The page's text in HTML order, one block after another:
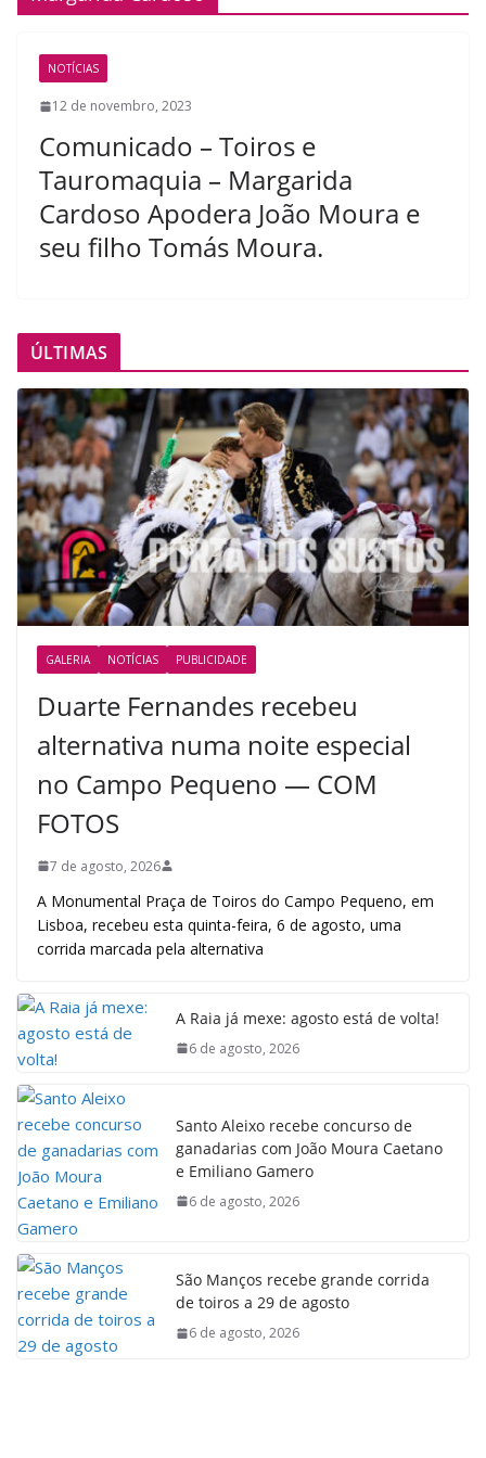
NOTÍCIAS
12 de novembro, 2023
Comunicado – Toiros e
Tauromaquia – Margarida
Cardoso Apodera João Moura e
seu filho Tomás Moura.
ÚLTIMAS
GALERIA NOTÍCIAS PUBLICIDADE
Duarte Fernandes recebeu
alternativa numa noite especial
no Campo Pequeno — COM
FOTOS
7 de agosto, 2026
A Monumental Praça de Toiros do Campo Pequeno, em
Lisboa, recebeu esta quinta-feira, 6 de agosto, uma
corrida marcada pela alternativa
A Raia já mexe: agosto está de volta!
6 de agosto, 2026
Santo Aleixo recebe concurso de
ganadarias com João Moura Caetano
e Emiliano Gamero
6 de agosto, 2026
São Manços recebe grande corrida
de toiros a 29 de agosto
6 de agosto, 2026